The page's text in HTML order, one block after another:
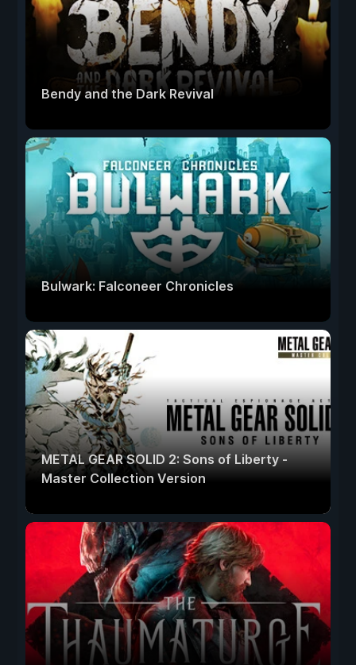
Bendy and the Dark Revival
Bulwark: Falconeer Chronicles
METAL GEAR SOLID 2: Sons of Liberty -
Master Collection Version